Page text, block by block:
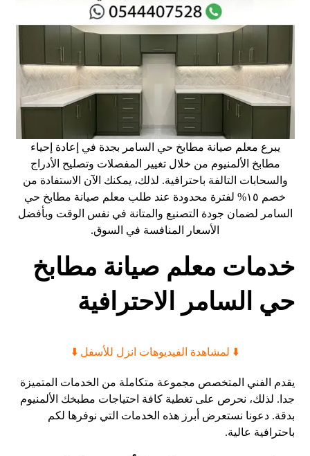
يبرع معلم صيانة مطابخ حي السامر بجدة في إعادة إحياء
مطابخ الألمنيوم من خلال تغيير المفصلات وتصليح الأدراج
والسحابات التالفة باحترافية. لذلك، يمكنك الآن الاستفادة من
خصم ١٥% لفترة محدودة عند طلب معلم صيانة مطابخ حي
السامر لضمان جودة التصنيع والمتانة في نفس الوقت وبأفضل
الأسعار المنافسة في السوق.
خدمات معلم صيانة مطابخ
حي السامر الاحترافية
​⬇️ لمشاهدة الفيديوهات انزل للأسفل ⬇️
يقدم الفني المتخصص مجموعة متكاملة من الخدمات المتميزة
جدا. لذلك، نحرص على تغطية كافة احتياجات مطبخك الألمنيوم
بدقة. دعونا نستعرض أبرز هذه الخدمات التي نوفرها لكم
باحترافية عالية.